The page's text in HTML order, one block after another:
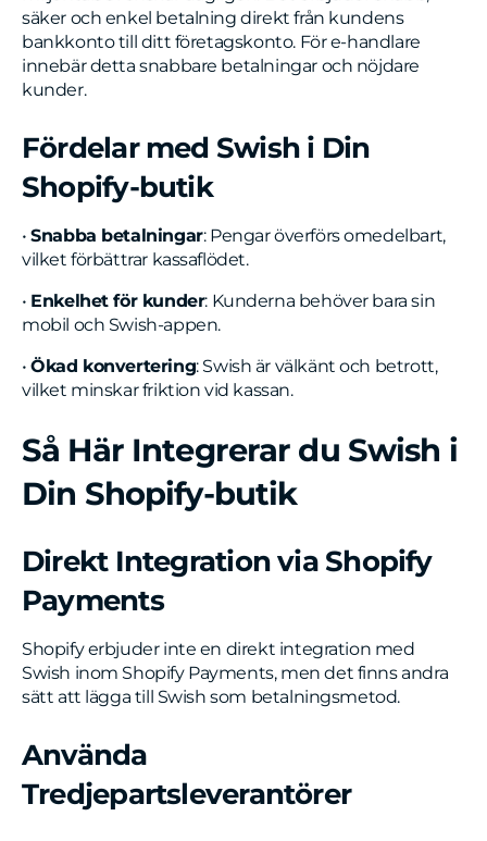
säker och enkel betalning direkt från kundens
bankkonto till ditt företagskonto. För e-handlare
innebär detta snabbare betalningar och nöjdare
kunder.
Fördelar med Swish i Din
Shopify-butik
• Snabba betalningar: Pengar överförs omedelbart,
vilket förbättrar kassaflödet.
• Enkelhet för kunder: Kunderna behöver bara sin
mobil och Swish-appen.
• Ökad konvertering: Swish är välkänt och betrott,
vilket minskar friktion vid kassan.
Så Här Integrerar du Swish i
Din Shopify-butik
Direkt Integration via Shopify
Payments
Shopify erbjuder inte en direkt integration med
Swish inom Shopify Payments, men det finns andra
sätt att lägga till Swish som betalningsmetod.
Använda
Tredjepartsleverantörer